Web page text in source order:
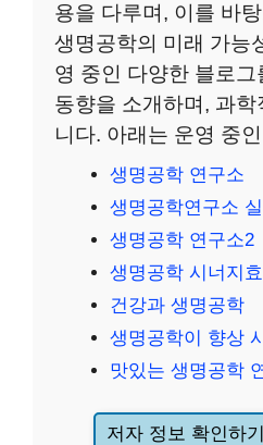
용을 다루며, 이를 바
생명공학의 미래 가능
영 중인 다양한 블로
동향을 소개하며, 과
니다. 아래는 운영 중
생명공학 연구소
생명공학연구소
생명공학 연구소2
생명공학 시너지
건강과 생명공학
생명공학이 향상
맛있는 생명공학
저자 정보 확인하기